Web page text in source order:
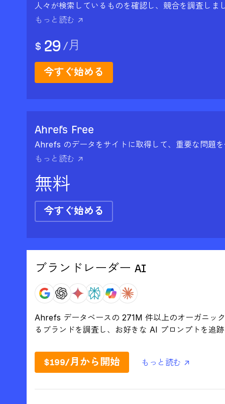
人々が検索しているものを確認し、競合を調査しま
もっと読む ↗
$ 29 /月
今すぐ始める
Ahrefs Free
Ahrefs のデータをサイトに取得して、重要な問題
もっと読む ↗
無料
今すぐ始める
ブランドレーダー AI
Ahrefs データベースの 271M 件以上のオーガニッ
るブランドを調査し、お好きな AI プロンプトを追
$199/月から開始 もっと読む ↗